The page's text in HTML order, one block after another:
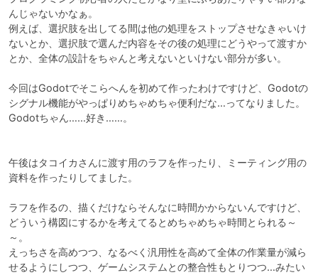
んじゃないかなぁ。
例えば、選択肢を出してる間は他の処理をストップさせなきゃいけ
ないとか、選択肢で選んだ内容をその後の処理にどうやって渡すか
とか、全体の設計をちゃんと考えないといけない部分が多い。
今回はGodotでそこらへんを初めて作ったわけですけど、Godotの
シグナル機能がやっぱりめちゃめちゃ便利だな…ってなりました。
Godotちゃん……好き……。
午後はタコイカさんに渡す用のラフを作ったり、ミーティング用の
資料を作ったりしてました。
ラフを作るの、描くだけならそんなに時間かからないんですけど、
どういう構図にするかを考えてるとめちゃめちゃ時間とられる～
～。
えっちさを高めつつ、なるべく汎用性を高めて全体の作業量が減ら
せるようにしつつ、ゲームシステムとの整合性もとりつつ…みたい